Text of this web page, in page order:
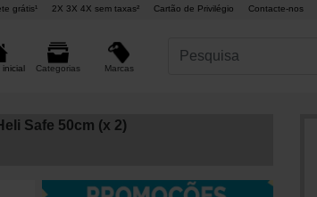
grátis¹ 2X 3X 4X sem taxas² Cartão de Privilégio Contacte-nos
inicial Categorias Marcas
Safe 50cm (x 2)